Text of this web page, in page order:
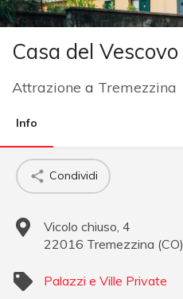
Casa del Vescovo
Attrazione a Tremezzina
Info
Condividi
Vicolo chiuso, 4
22016 Tremezzina (CO)
Palazzi e Ville Private